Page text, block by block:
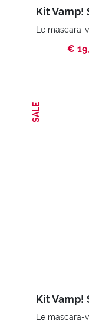
€
SALE